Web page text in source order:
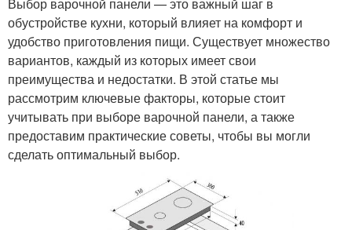
обустройстве кухни, который влияет на комфорт и
удобство приготовления пищи. Существует множество
вариантов, каждый из которых имеет свои
преимущества и недостатки. В этой статье мы
рассмотрим ключевые факторы, которые стоит
учитывать при выборе варочной панели, а также
предоставим практические советы, чтобы вы могли
сделать оптимальный выбор.